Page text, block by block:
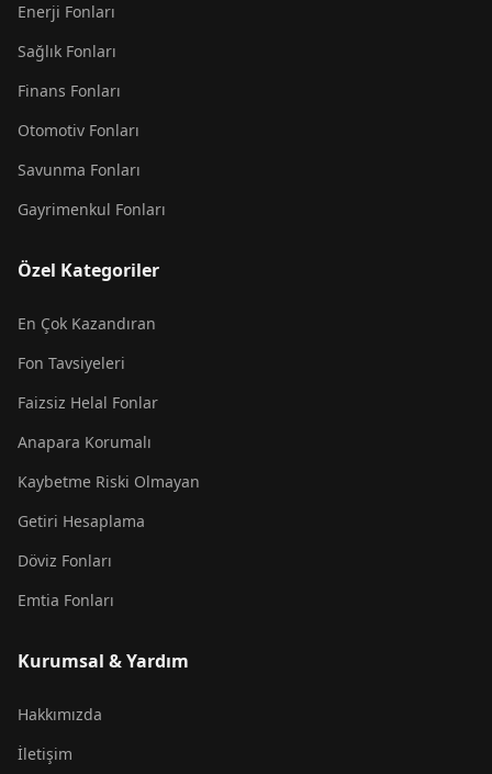
Enerji Fonları
Sağlık Fonları
Finans Fonları
Otomotiv Fonları
Savunma Fonları
Gayrimenkul Fonları
Özel Kategoriler
En Çok Kazandıran
Fon Tavsiyeleri
Faizsiz Helal Fonlar
Anapara Korumalı
Kaybetme Riski Olmayan
Getiri Hesaplama
Döviz Fonları
Emtia Fonları
Kurumsal & Yardım
Hakkımızda
İletişim